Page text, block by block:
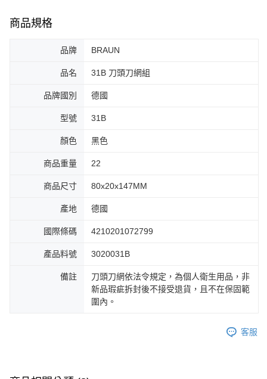
商品規格
品牌 BRAUN
品名 31B 刀頭刀網組
品牌國別 德國
型號 31B
顏色 黑色
商品重量 22
商品尺寸 80x20x147MM
產地 德國
國際條碼 4210201072799
產品料號 3020031B
備註
刀頭刀網依法令規定，為個人衛生用品，非
新品瑕疵拆封後不接受退貨，且不在保固範
圍內。
客服